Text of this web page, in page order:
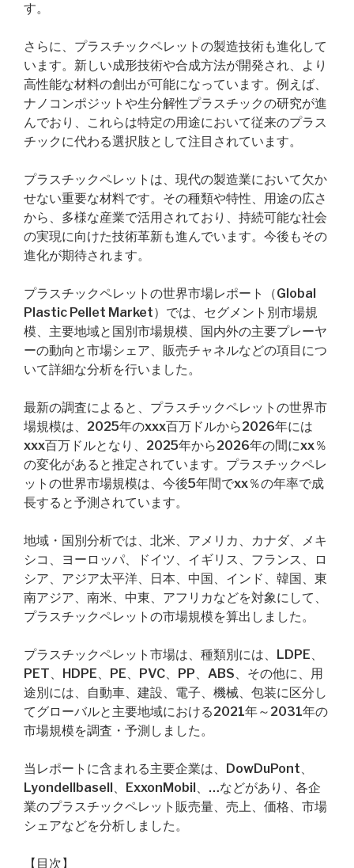
す。
さらに、プラスチックペレットの製造技術も進化して
います。新しい成形技術や合成方法が開発され、より
高性能な材料の創出が可能になっています。例えば、
ナノコンポジットや生分解性プラスチックの研究が進
んでおり、これらは特定の用途において従来のプラス
チックに代わる選択肢として注目されています。
プラスチックペレットは、現代の製造業において欠か
せない重要な材料です。その種類や特性、用途の広さ
から、多様な産業で活用されており、持続可能な社会
の実現に向けた技術革新も進んでいます。今後もその
進化が期待されます。
プラスチックペレットの世界市場レポート（Global
Plastic Pellet Market）では、セグメント別市場規
模、主要地域と国別市場規模、国内外の主要プレーヤ
ーの動向と市場シェア、販売チャネルなどの項目につ
いて詳細な分析を行いました。
最新の調査によると、プラスチックペレットの世界市
場規模は、2025年のxxx百万ドルから2026年には
xxx百万ドルとなり、2025年から2026年の間にxx％
の変化があると推定されています。プラスチックペレ
ットの世界市場規模は、今後5年間でxx％の年率で成
長すると予測されています。
地域・国別分析では、北米、アメリカ、カナダ、メキ
シコ、ヨーロッパ、ドイツ、イギリス、フランス、ロ
シア、アジア太平洋、日本、中国、インド、韓国、東
南アジア、南米、中東、アフリカなどを対象にして、
プラスチックペレットの市場規模を算出しました。
プラスチックペレット市場は、種類別には、LDPE、
PET、HDPE、PE、PVC、PP、ABS、その他に、用
途別には、自動車、建設、電子、機械、包装に区分し
てグローバルと主要地域における2021年～2031年の
市場規模を調査・予測しました。
当レポートに含まれる主要企業は、DowDuPont、
Lyondellbasell、ExxonMobil、…などがあり、各企
業のプラスチックペレット販売量、売上、価格、市場
シェアなどを分析しました。
【目次】